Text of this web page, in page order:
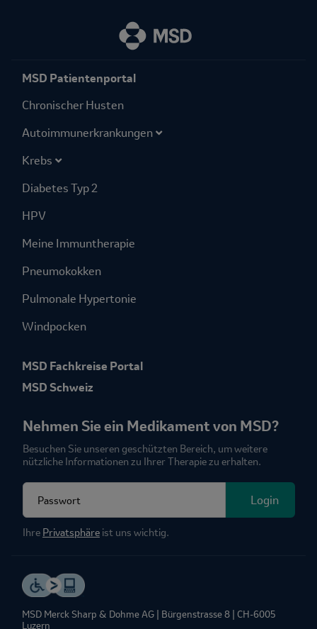
MSD Patientenportal
Chronischer Husten
Autoimmuner­krankungen
Krebs
Diabetes Typ 2
HPV
Meine Immuntherapie
Pneumokokken
Pulmonale Hypertonie
Windpocken
MSD Fachkreise Portal
MSD Schweiz
Nehmen Sie ein Medikament von MSD?
Besuchen Sie unseren geschützten Bereich, um weitere
nützliche Informationen zu Ihrer Therapie zu erhalten.
Fieldset for group named: password
Login
Ihre Privatsphäre ist uns wichtig.
MSD Merck Sharp & Dohme AG | Bürgenstrasse 8 | CH‑6005
Luzern